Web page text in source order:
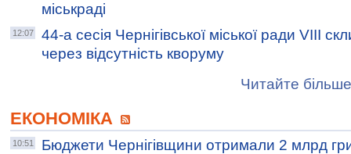
міськраді
12:07
44-а сесія Чернігівської міської ради VIII
через відсутність кворуму
Читайте
ЕКОНОМІКА
10:51
Бюджети Чернігівщини отримали 2 млрд